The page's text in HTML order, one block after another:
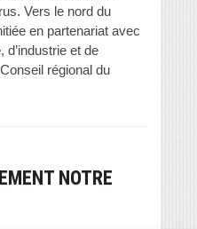
Vers le nord du
en partenariat avec
et de
régional du
NOTRE